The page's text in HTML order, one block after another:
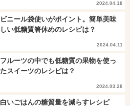
2024.04.18
ビニール袋使いがポイント。簡単美味
しい低糖質箸休めのレシピは？
2024.04.11
フルーツの中でも低糖質の果物を使っ
たスイーツのレシピは？
2024.03.28
白いごはんの糖質量を減らすレシピ